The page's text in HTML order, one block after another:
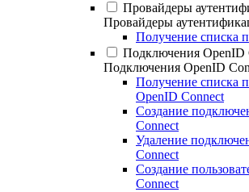
Провайдеры
Провайдеры
Получение списка
Подключения OpenID
Подключения OpenID
Получение списка
OpenID Connect
Создание
Connect
Удаление
Connect
Создание
Connect